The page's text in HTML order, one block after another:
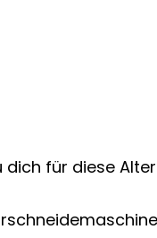
für diese